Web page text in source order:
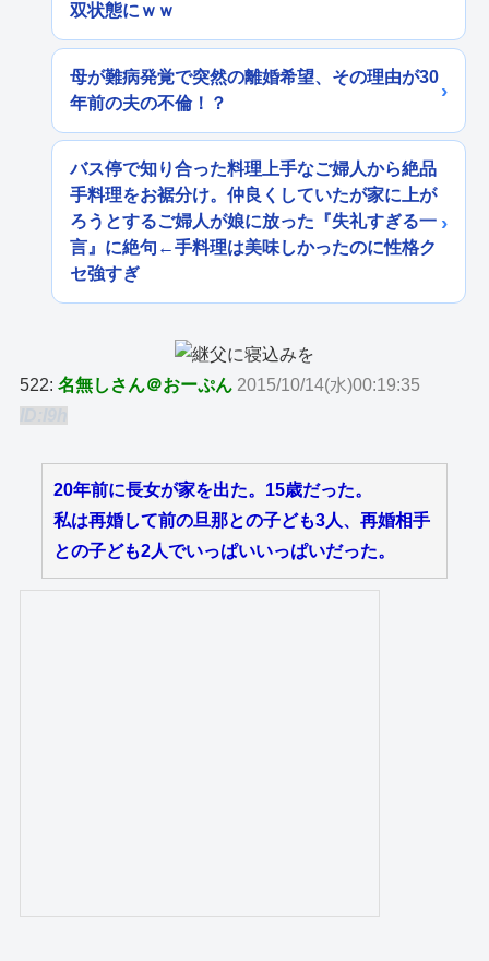
双状態にｗｗ
母が難病発覚で突然の離婚希望、その理由が30
年前の夫の不倫！？
バス停で知り合った料理上手なご婦人から絶品
手料理をお裾分け。仲良くしていたが家に上が
ろうとするご婦人が娘に放った『失礼すぎる一
言』に絶句←手料理は美味しかったのに性格ク
セ強すぎ
522:名無しさん＠おーぷん 2015/10/14(水)00:19:35
20年前に長女が家を出た。15歳だった。
私は再婚して前の旦那との子ども3人、再婚相手
との子ども2人でいっぱいいっぱいだった。